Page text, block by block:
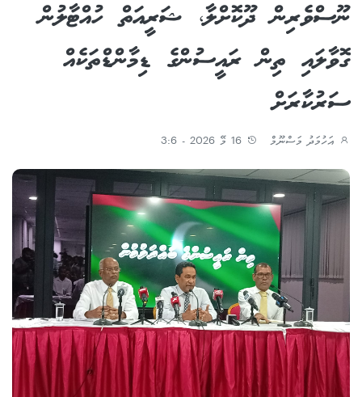
ނޫސްވެރިން ދޫކޮށްލާ، ޝަރީއަތް ހުއްޓާލުން
ގޮވާލައި ތިން ރައީސުންގެ ޑިމާންޑްތަކެއް
ސަރުކާރަށް
އަހުމަދު މަސްނޫމް